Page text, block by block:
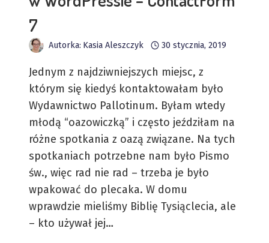
7
Autorka: Kasia Aleszczyk 30 stycznia, 2019
Jednym z najdziwniejszych miejsc, z
którym się kiedyś kontaktowałam było
Wydawnictwo Pallotinum. Byłam wtedy
młodą “oazowiczką” i często jeździłam na
różne spotkania z oazą związane. Na tych
spotkaniach potrzebne nam było Pismo
św., więc rad nie rad – trzeba je było
wpakować do plecaka. W domu
wprawdzie mieliśmy Biblię Tysiąclecia, ale
– kto używał jej…